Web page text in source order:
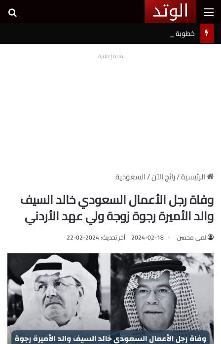
القائمة
مادة إعلانية
الرئيسية/رائج الآن/السعودية
وفاة رجل الأعمال السعودي خالد السيف
والد الأميرة رجوة زوجة ولي عهد الأردني
لمى محسن 2024-02-18 آخر تحديث: 2024-02-22